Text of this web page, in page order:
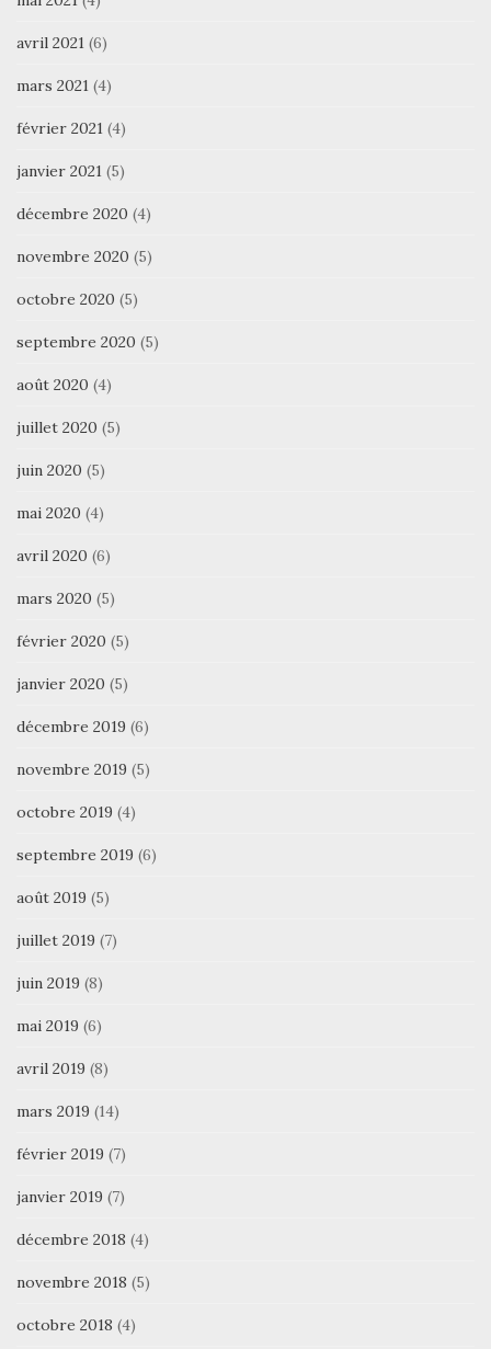
avril 2021 (6)
mars 2021 (4)
février 2021 (4)
janvier 2021 (5)
décembre 2020 (4)
novembre 2020 (5)
octobre 2020 (5)
septembre 2020 (5)
août 2020 (4)
juillet 2020 (5)
juin 2020 (5)
mai 2020 (4)
avril 2020 (6)
mars 2020 (5)
février 2020 (5)
janvier 2020 (5)
décembre 2019 (6)
novembre 2019 (5)
octobre 2019 (4)
septembre 2019 (6)
août 2019 (5)
juillet 2019 (7)
juin 2019 (8)
mai 2019 (6)
avril 2019 (8)
mars 2019 (14)
février 2019 (7)
janvier 2019 (7)
décembre 2018 (4)
novembre 2018 (5)
octobre 2018 (4)